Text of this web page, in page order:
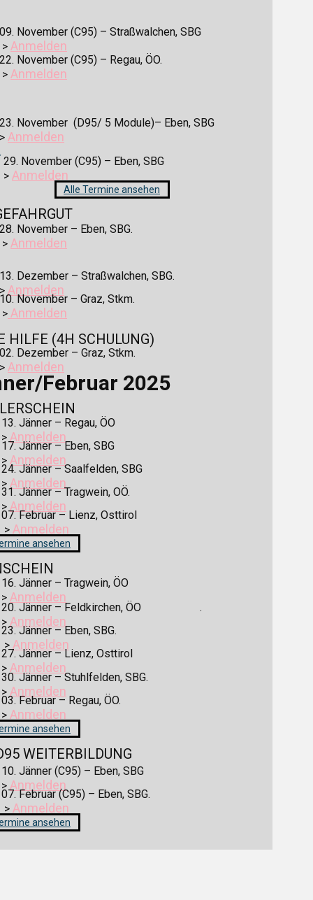
09. November (C95) – Straßwalchen, SBG
> Anmelden
22. November (C95) – Regau, ÖO.
> Anmelden
23. November (D95/ 5 Module)– Eben, SBG
> Anmelden
29. November (C95) – Eben, SBG
> Anmelden
Alle Termine ansehen
28. November – Eben, SBG.
> Anmelden
13. Dezember – Straßwalchen, SBG.
> Anmelden
10. November – Graz, Stkm.
> Anmelden
HILFE (4H SCHULUNG​)
02. Dezember – Graz, Stkm.
> Anmelden
Februar 2025
13. Jänner – Regau, ÖO
> Anmelden
17. Jänner – Eben, SBG
> Anmelden
24. Jänner – Saalfelden, SBG
> Anmelden
31. Jänner – Tragwein, OÖ.
> Anmelden
07. Februar – Lienz, Osttirol
> Anmelden
ansehen
16. Jänner – Tragwein, ÖO
> Anmelden
20. Jänner – Feldkirchen, ÖO .
> Anmelden
23. Jänner – Eben, SBG.
> Anmelden
27. Jänner – Lienz, Osttirol
> Anmelden
30. Jänner – Stuhlfelden, SBG.
> Anmelden
03. Februar – Regau, ÖO.
> Anmelden
ansehen
WEITERBILDUNG
10. Jänner (C95) – Eben, SBG
> Anmelden
07. Februar (C95) – Eben, SBG.
> Anmelden
ansehen